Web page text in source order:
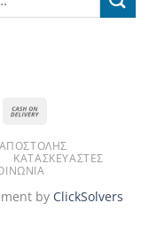
MasterCard
Delivery
ΚΑΤΑΣΚΕΥΑΣΤΈΣ
by ClickSolvers